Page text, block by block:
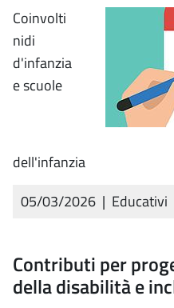
Coinvolti
nidi
d'infanzia
e scuole
dell'infanzia
05/03/2026 | Educativi
Contributi per
della disabilità e